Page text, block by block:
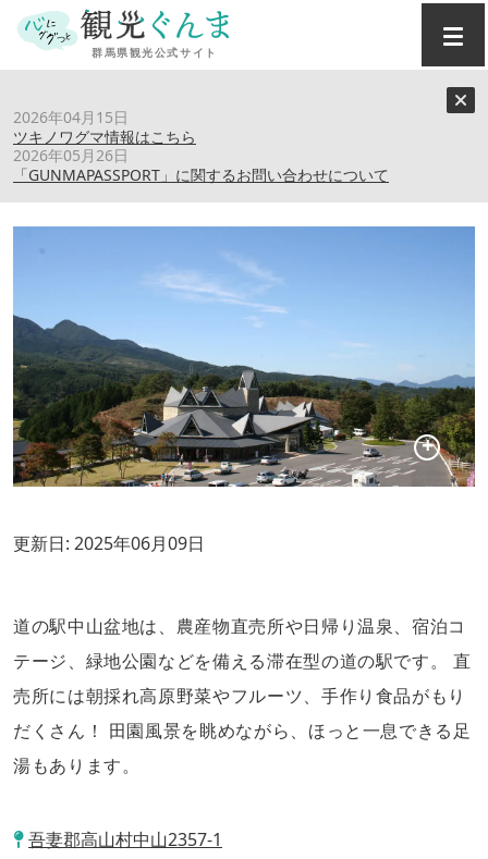
2026年04月15日
ツキノワグマ情報はこちら
2026年05月26日
「GUNMAPASSPORT」に関するお問い合わせについて
道の駅 中山盆地
更新日: 2025年06月09日
道の駅中山盆地は、農産物直売所や日帰り温泉、宿泊コ
テージ、緑地公園などを備える滞在型の道の駅です。 直
売所には朝採れ高原野菜やフルーツ、手作り食品がもり
だくさん！ 田園風景を眺めながら、ほっと一息できる足
湯もあります。
吾妻郡高山村中山2357-1